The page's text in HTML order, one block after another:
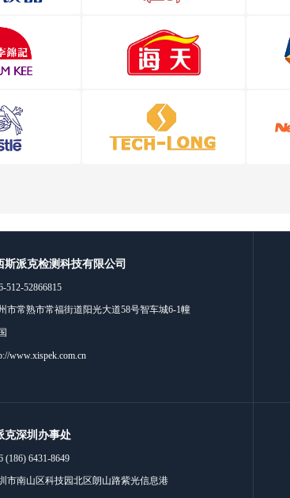
斯派克检测科技有限公司
512-52866815
市常熟市常福街道阳光大道58号智车城6-1幢
www.xispek.com.cn
克深圳办事处
(186) 6431-8649
市南山区科技园北区朗山路紫光信息港